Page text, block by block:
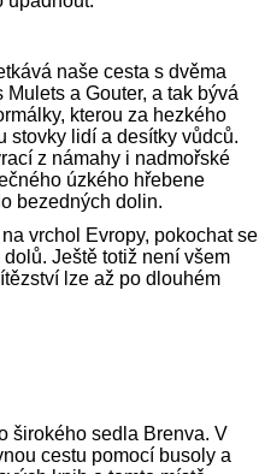
naše cesta s dvěma
a Gouter, a tak bývá
kterou za hezkého
stovky lidí a desítky vůdců.
z námahy i nadmořské
úzkého hřebene
bezedných dolin.
vrchol Evropy, pokochat se
Ještě totiž není všem
lze až po dlouhém
širokého sedla Brenva. V
cestu pomocí busoly a